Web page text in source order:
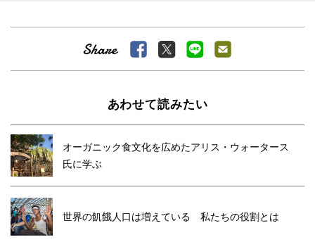
あわせて読みたい
オーガニック食文化を広めたアリス・ウォータース
氏に学ぶ
世界の飢餓人口は増えている 私たちの役割とは